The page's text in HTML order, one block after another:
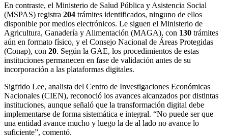
En contraste, el Ministerio de Salud Pública y Asistencia Social
(MSPAS) registra 204 trámites identificados, ninguno de ellos
disponible por medios electrónicos. Le siguen el Ministerio de
Agricultura, Ganadería y Alimentación (MAGA), con 130 trámites
aún en formato físico, y el Consejo Nacional de Áreas Protegidas
(Conap), con 20. Según la GAE, los procedimientos de estas
instituciones permanecen en fase de validación antes de su
incorporación a las plataformas digitales.
Sigfrido Lee, analista del Centro de Investigaciones Económicas
Nacionales (CIEN), reconoció los avances alcanzados por distintas
instituciones, aunque señaló que la transformación digital debe
implementarse de forma sistemática e integral. “No puede ser que
una entidad avance mucho y luego la de al lado no avance lo
suficiente”, comentó.